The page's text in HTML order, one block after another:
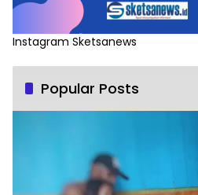
Instagram Sketsanews
Popular Posts